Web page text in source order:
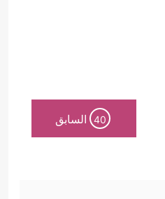
40 السابق